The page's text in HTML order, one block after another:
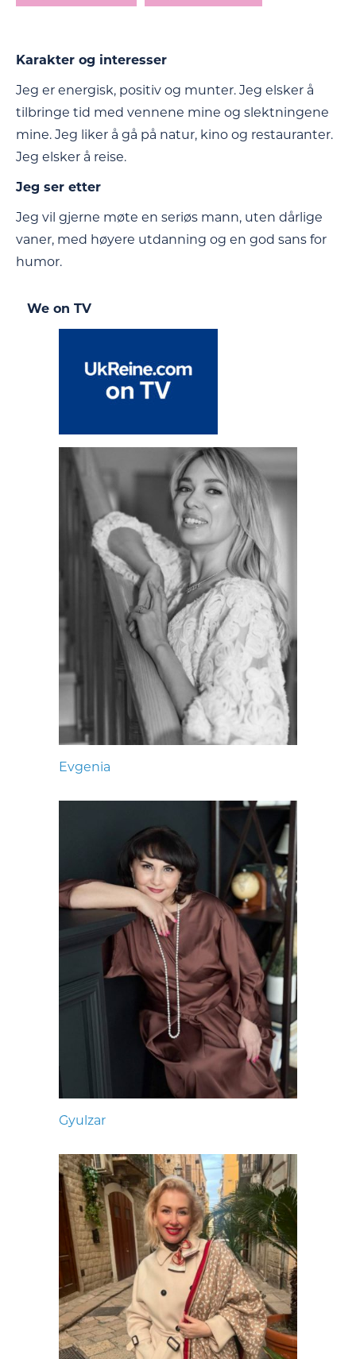
Karakter og interesser
Jeg er energisk, positiv og munter. Jeg elsker å
tilbringe tid med vennene mine og slektningene
mine. Jeg liker å gå på natur, kino og restauranter.
Jeg elsker å reise.
Jeg ser etter
Jeg vil gjerne møte en seriøs mann, uten dårlige
vaner, med høyere utdanning og en god sans for
humor.
We on TV
Evgenia
Gyulzar